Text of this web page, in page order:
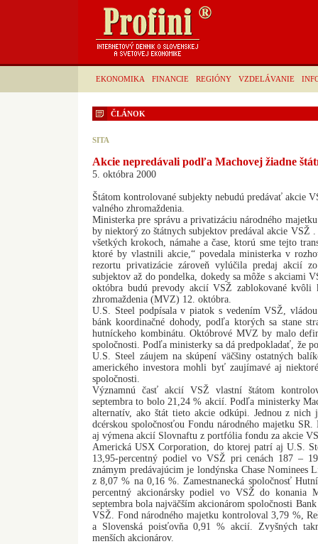
EKONOMIKA FINANCIE REGIÓNY VZDELÁVANIE
ČLÁNOK
SITA
Akcie nepredávali podľa Machovej žiadne
5. októbra 2000
Štátom kontrolované subjekty nebudú predávať akcie
valného zhromaždenia.
Ministerka pre správu a privatizáciu národného
by niektorý zo štátnych subjektov predával akcie VSŽ
všetkých krokoch, námahe a čase, ktorú sme tejto
ktoré by vlastnili akcie,“ povedala ministerka v
rezortu privatizácie zároveň vylúčila predaj akcií
subjektov až do pondelka, dokedy sa môže s akciami
októbra budú prevody akcií VSŽ zablokované kvôli
zhromaždenia (MVZ) 12. októbra.
U.S. Steel podpísala v piatok s vedením VSŽ,
bánk koordinačné dohody, podľa ktorých sa stane
hutníckeho kombinátu. Októbrové MVZ by malo
spoločnosti. Podľa ministerky sa dá predpokladať, že
U.S. Steel záujem na skúpení väčšiny ostatných
amerického investora mohli byť zaujímavé aj
spoločnosti.
Významnú časť akcií VSŽ vlastní štátom
septembra to bolo 21,24 % akcií. Podľa ministerky
alternatív, ako štát tieto akcie odkúpi. Jednou z nich
dcérskou spoločnosťou Fondu národného majetku
aj výmena akcií Slovnaftu z portfólia fondu za akcie
Americká USX Corporation, do ktorej patrí aj U.S.
13,95-percentný podiel vo VSŽ pri cenách 187 –
známym predávajúcim je londýnska Chase
z 8,07 % na 0,16 %. Zamestnanecká spoločnosť
percentný akcionársky podiel vo VSŽ do
septembra bola najväčším akcionárom spoločnosti
VSŽ. Fond národného majetku kontroloval 3,79 %,
a Slovenská poisťovňa 0,91 % akcií. Zvyšných
menších akcionárov.